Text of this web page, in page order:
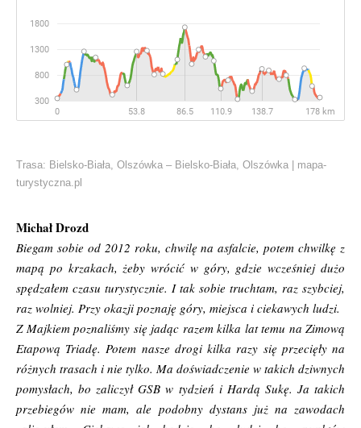
Trasa: Bielsko-Biała, Olszówka – Bielsko-Biała, Olszówka | mapa-
turystyczna.pl
Michał Drozd
Biegam sobie od 2012 roku, chwilę na asfalcie, potem chwilkę z
mapą po krzakach, żeby wrócić w góry, gdzie wcześniej dużo
spędzałem czasu turystycznie. I tak sobie truchtam, raz szybciej,
raz wolniej. Przy okazji poznaję góry, miejsca i ciekawych ludzi.
Z Majkiem poznaliśmy się jadąc razem kilka lat temu na Zimową
Etapową Triadę. Potem nasze drogi kilka razy się przecięły na
różnych trasach i nie tylko. Ma doświadczenie w takich dziwnych
pomysłach, bo zaliczył GSB w tydzień i Hardą Sukę. Ja takich
przebiegów nie mam, ale podobny dystans już na zawodach